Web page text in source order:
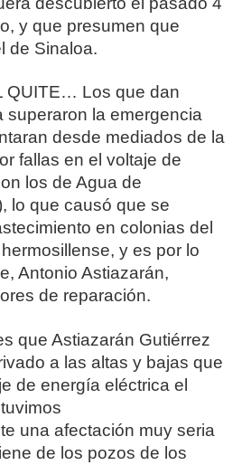
y que presumen que
de Sinaloa.
QUITE… Los que dan
superaron la emergencia
desde mediados de la
fallas en el voltaje de
los de Agua de
lo que causó que se
en colonias del
y es por lo
Antonio Astiazarán,
de reparación.
que Astiazarán Gutiérrez
a las altas y bajas que
de energía eléctrica el
una afectación muy seria
de los pozos de los